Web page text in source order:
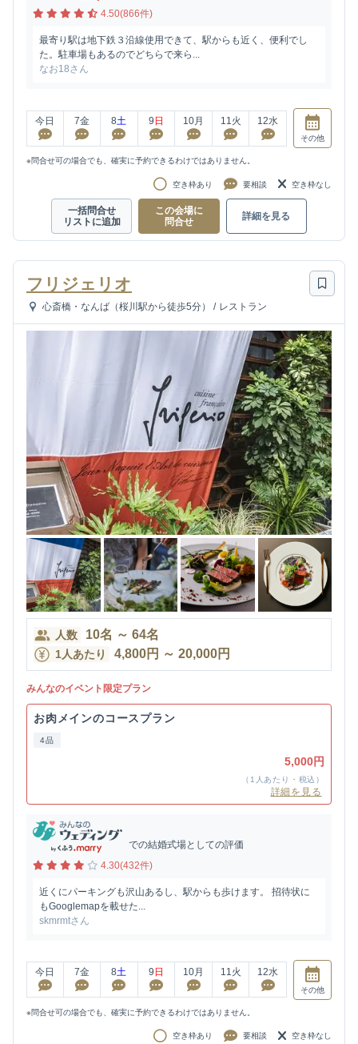
4.50(866件)
最寄り駅は地下鉄３沿線使用できて、駅からも近く、便利でし
た。駐車場もあるのでどちらで来ら...
なお18さん
今日 7金 8土 9 日 10月 11 火 12水
その他
※問合せ可の場合でも、確実に予約できるわけではありません。
空き枠あり 要相談 空き枠なし
一括問合せ
リストに追加
この会場に
問合せ
詳細を見る
フリジェリオ
心斎橋・なんば（桜川駅から徒歩5分） / レストラン
人数 10名 ～ 64名
1人あたり 4,800円 ～ 20,000円
みんなのイベント限定プラン
お肉メインのコースプラン
4品
5,000円
（1人あたり・税込）
詳細を見る
での結婚式場としての評価
4.30(432件)
近くにパーキングも沢山あるし、駅からも歩けます。 招待状に
もGooglemapを載せた...
skmrmtさん
今日 7金 8土 9 日 10月 11火 12水
その他
※問合せ可の場合でも、確実に予約できるわけではありません。
空き枠あり 要相談 空き枠なし